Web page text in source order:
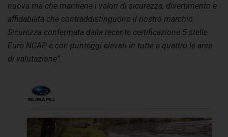
nuova ma che mantiene i valori di sicurezza, divertimento e
affidabilità che contraddistinguono il nostro marchio.
Sicurezza confermata dalla recente certificazione 5 stelle
Euro NCAP e con punteggi elevati in tutte e quattro le aree
di valutazione”.